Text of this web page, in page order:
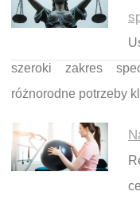
szeroki zakres
różnorodne potrzeby